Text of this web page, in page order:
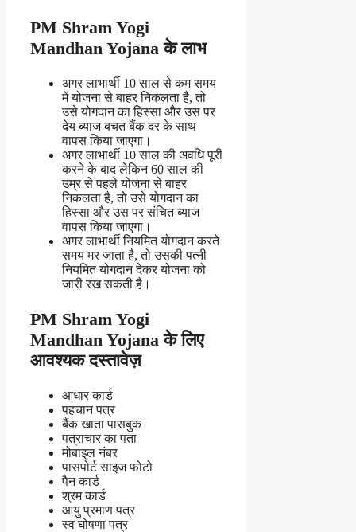
PM Shram Yogi
Mandhan Yojana के लाभ
अगर लाभार्थी 10 साल से कम समय
में योजना से बाहर निकलता है, तो
उसे योगदान का हिस्सा और उस पर
देय ब्याज बचत बैंक दर के साथ
वापस किया जाएगा।
अगर लाभार्थी 10 साल की अवधि पूरी
करने के बाद लेकिन 60 साल की
उम्र से पहले योजना से बाहर
निकलता है, तो उसे योगदान का
हिस्सा और उस पर संचित ब्याज
वापस किया जाएगा।
अगर लाभार्थी नियमित योगदान करते
समय मर जाता है, तो उसकी पत्नी
नियमित योगदान देकर योजना को
जारी रख सकती है।
PM Shram Yogi
Mandhan Yojana के लिए
आवश्यक दस्तावेज़
आधार कार्ड
पहचान पत्र
बैंक खाता पासबुक
पत्राचार का पता
मोबाइल नंबर
पासपोर्ट साइज फोटो
पैन कार्ड
श्रम कार्ड
आयु प्रमाण पत्र
स्व घोषणा पत्र